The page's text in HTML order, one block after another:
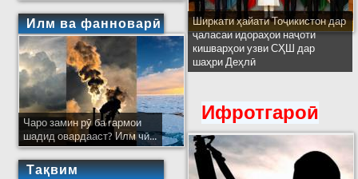
Илм ва фанноварӣ
Чаро замин рӯ ба гармои
шадид овардааст? Илм чӣ...
Тақвим
Ширкати ҳайати Тоҷикистон дар
ҷаласаи идораҳои наҷоти
кишварҳои узви СҲШ дар
шаҳри Деҳлӣ
Ифротгароӣ